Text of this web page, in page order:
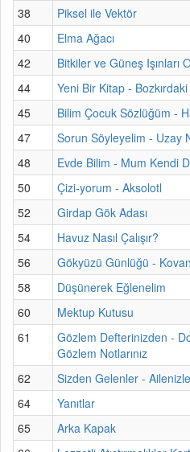
38
Piksel ile Vektör
40
Elma Ağacı
42
Bitkiler ve Güneş Işınları
44
Yeni Bir Kitap -
45
Bilim Çocuk Sözlüğüm -
47
Sorun Söyleyelim - Uzay
48
Evde Bilim - Mum Kendi
50
Çizi-yorum - Aksolotl
52
Girdap Gök Adası
54
Havuz Nasıl Çalışır?
56
Gökyüzü Günlüğü -
58
Düşünerek Eğlenelim
60
Mektup Kutusu
61
Gözlem Defterinizden -
Gözlem Notlarınız
62
Sizden Gelenler -
64
Yanıtlar
65
Arka Kapak